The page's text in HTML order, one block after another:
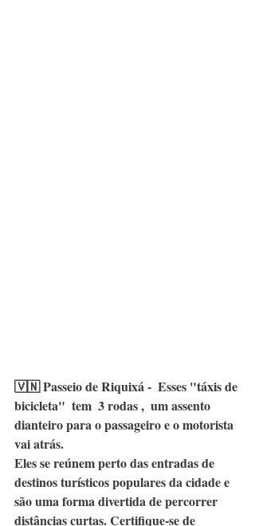
🇻🇳 Passeio de Riquixá -  Esses "táxis de
bicicleta"  tem  3 rodas ,  um assento
dianteiro para o passageiro e o motorista
vai atrás.
Eles se reúnem perto das entradas de
destinos turísticos populares da cidade e
são uma forma divertida de percorrer
distâncias curtas. Certifique-se de